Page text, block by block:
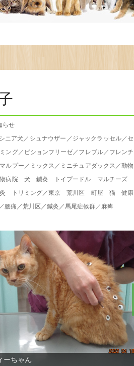
らせ
シニア犬 ／ シュナウザー ／ ジャックラッセル／ セ
ング／ ビションフリーゼ／ フレブル／ フレンチ
マルプー ／ ミックス ／ ミニチュアダックス ／動物
病院 犬 鍼灸 トイプードル マルチーズ
トリミング／東京 荒川区 町屋 猫 健康
／ 腰痛 ／荒川区 ／鍼灸 ／馬尾症候群／ 麻痺
ーちゃん